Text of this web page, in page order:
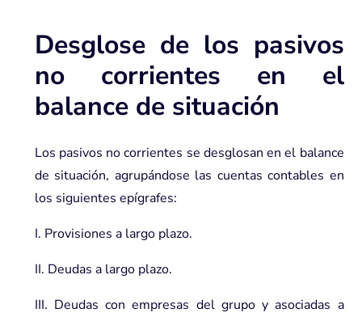
Desglose de los pasivos
no corrientes en el
balance de situación
Los pasivos no corrientes se desglosan en el balance
de situación, agrupándose las cuentas contables en
los siguientes epígrafes:
I. Provisiones a largo plazo.
II. Deudas a largo plazo.
III. Deudas con empresas del grupo y asociadas a